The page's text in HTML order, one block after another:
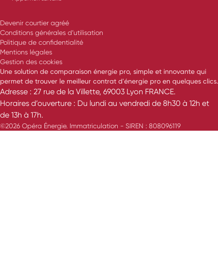
Devenir courtier agréé
Conditions générales d’utilisation
Politique de confidentialité
Mentions légales
Gestion des cookies
Une solution de comparaison énergie pro, simple et innovante qui
permet de trouver le meilleur contrat d'énergie pro en quelques clics.
Adresse : 27 rue de la Villette, 69003 Lyon FRANCE.
Horaires d’ouverture : Du lundi au vendredi de 8h30 à 12h et
de 13h à 17h.
©2026 Opéra Énergie. Immatriculation - SIREN : 808096119